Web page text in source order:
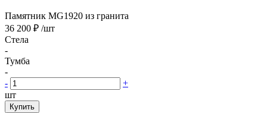
Памятник MG1920 из гранита
36 200 ₽ /шт
Стела
-
Тумба
-
-
+
шт
Купить